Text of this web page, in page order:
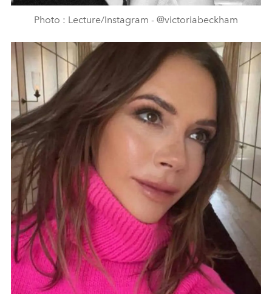
Photo : Lecture/Instagram - @victoriabeckham